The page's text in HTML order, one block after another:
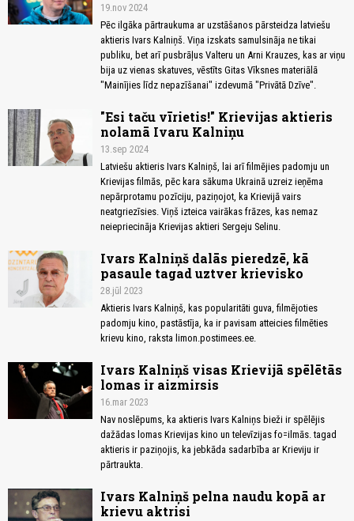
19.nov 2024
Pēc ilgāka pārtraukuma ar uzstāšanos pārsteidza latviešu
aktieris Ivars Kalniņš. Viņa izskats samulsināja ne tikai
publiku, bet arī pusbrāļus Valteru un Arni Krauzes, kas ar viņu
bija uz vienas skatuves, vēstīts Gitas Vīksnes materiālā
"Mainījies līdz nepazīšanai" izdevumā "Privātā Dzīve".
"Esi taču vīrietis!" Krievijas aktieris
nolamā Ivaru Kalniņu
13.sep 2024
Latviešu aktieris Ivars Kalniņš, lai arī filmējies padomju un
Krievijas filmās, pēc kara sākuma Ukrainā uzreiz ieņēma
nepārprotamu pozīciju, paziņojot, ka Krievijā vairs
neatgriezīsies. Viņš izteica vairākas frāzes, kas nemaz
neiepriecināja Krievijas aktieri Sergeju Selinu.
Ivars Kalniņš dalās pieredzē, kā
pasaule tagad uztver krievisko
28.jūl 2023
Aktieris Ivars Kalniņš, kas popularitāti guva, filmējoties
padomju kino, pastāstīja, ka ir pavisam atteicies filmēties
krievu kino, raksta limon.postimees.ee.
Ivars Kalniņš visas Krievijā spēlētās
lomas ir aizmirsis
16.mar 2023
Nav noslēpums, ka aktieris Ivars Kalniņs bieži ir spēlējis
dažādas lomas Krievijas kino un televīzijas fo=ilmās. tagad
aktieris ir paziņojis, ka jebkāda sadarbība ar Krieviju ir
pārtraukta.
Ivars Kalniņš pelna naudu kopā ar
krievu aktrisi